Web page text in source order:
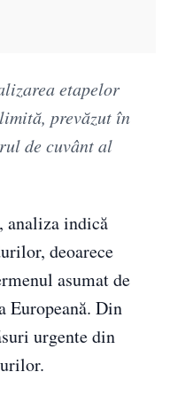
etapelor
prevăzut în
de cuvânt al
analiza indică
deoarece
asumat de
Europeană. Din
urgente din